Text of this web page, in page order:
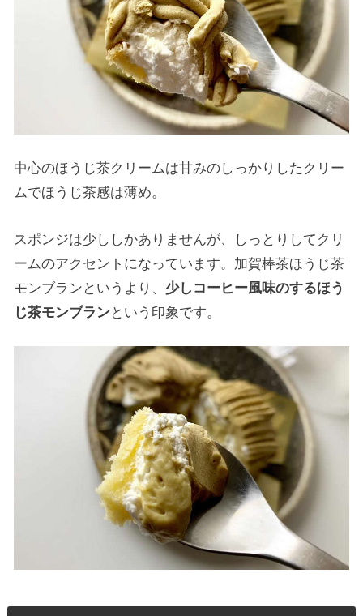
中心のほうじ茶クリームは甘みのしっかりしたクリー
ムでほうじ茶感は薄め。
スポンジは少ししかありませんが、しっとりしてクリ
ームのアクセントになっています。加賀棒茶ほうじ茶
モンブランというより、 少しコーヒー風味のするほう
じ茶モンブランという印象です。